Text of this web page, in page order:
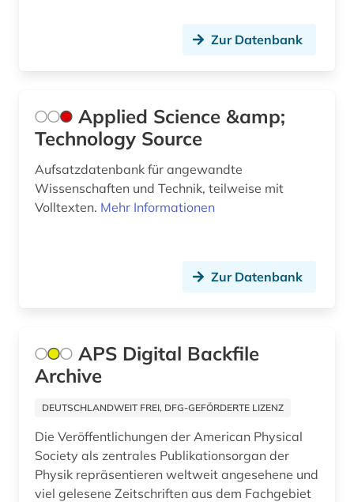
kongressbericht (2)
kosmologie (1)
kriminologie (1)
kristallchemie (1)
kristallographie (2)
künstliche intelligenz (1)
laborbuch (1)
laborheft (1)
landwirtschaft (2)
Zur Datenbank
Applied Science &amp;
Technology Source
Aufsatzdatenbank für angewandte
Wissenschaften und Technik, teilweise mit
Volltexten. Mehr Informationen
Zur Datenbank
APS Digital Backfile
Archive
DEUTSCHLANDWEIT FREI, DFG-GEFÖRDERTE LIZENZ
Die Veröffentlichungen der American Physical
Society als zentrales Publikationsorgan der
Physik repräsentieren weltweit angesehene und
viel gelesene Zeitschriften aus dem Fachgebiet